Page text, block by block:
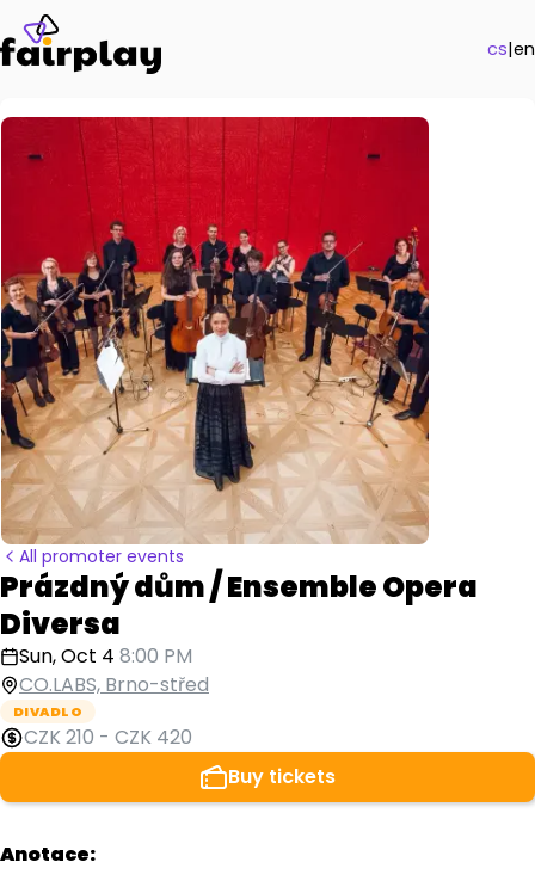
cs|en
All promoter events
Prázdný dům / Ensemble Opera
Diversa
Sun, Oct 4 8:00 PM
CO.LABS, Brno-střed
DIVADLO
CZK 210 - CZK 420
Buy tickets
Anotace: